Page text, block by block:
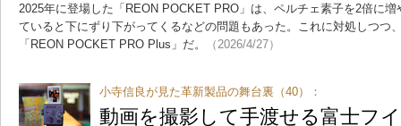
2025年に登場した「REON POCKET PRO」は、ペルチェ素子を2倍に
ていると下にずり下がってくるなどの問題もあった。これに対処しつつ
「REON POCKET PRO Plus」だ。
（2026/4/27）
小寺信良が見た革新製品の舞台裏（40）：
動画を撮影して手渡せる富士フ